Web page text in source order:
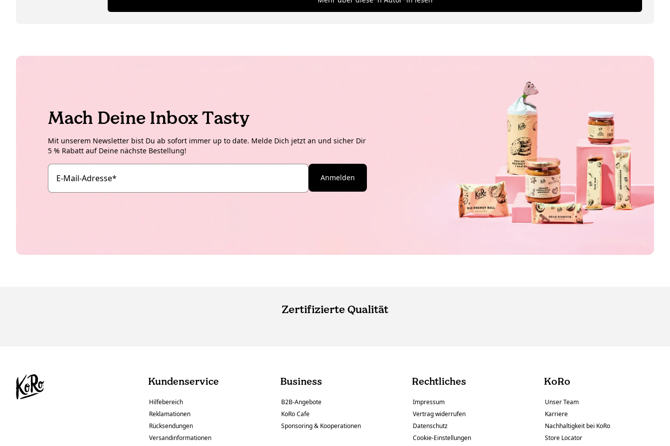
Mach Deine Inbox Tasty
Mit unserem Newsletter bist Du ab sofort immer up to date. Melde Dich jetzt an und sicher Dir
5 % Rabatt auf Deine nächste Bestellung!
E-Mail-Adresse* Anmelden
Zertifizierte Qualität
Kundenservice
Hilfebereich
Reklamationen
Rücksendungen
Versandinformationen
Business
B2B-Angebote
KoRo Cafe
Sponsoring & Kooperationen
Rechtliches
Impressum
Vertrag widerrufen
Datenschutz
Cookie-Einstellungen
KoRo
Unser Team
Karriere
Nachhaltigkeit bei KoRo
Store Locator